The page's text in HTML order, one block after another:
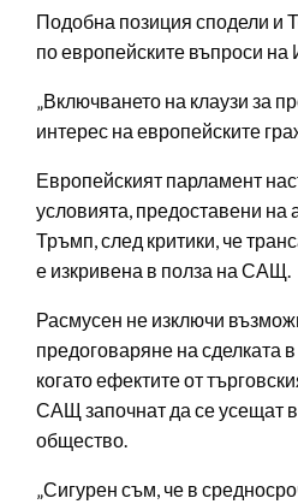
Подобна позиция сподели и
по европейските въпроси на
„Включването на клаузи за
интерес на европейските
Европейският парламент
условията, предоставени на
Тръмп, след критики, че
е изкривена в полза на САЩ.
Расмусен не изключи
предоговаряне на сделката
когато ефектите от
САЩ започнат да се усещат
общество.
„Сигурен съм, че в